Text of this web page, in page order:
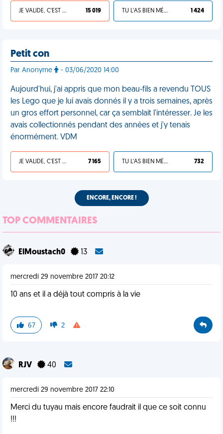
JE VALIDE, C'EST UNE VDM 15 019 TU L'AS BIEN MÉRITÉ 1 424
Petit con
Par Anonyme - 03/06/2020 14:00
Aujourd'hui, j'ai appris que mon beau-fils a revendu TOUS
les Lego que je lui avais donnés il y a trois semaines, après
un gros effort personnel, car ça semblait l'intéresser. Je les
avais collectionnés pendant des années et j'y tenais
énormément. VDM
JE VALIDE, C'EST UNE VDM 7 165 TU L'AS BIEN MÉRITÉ 732
ENCORE, ENCORE !
TOP COMMENTAIRES
ElMoustach0 13
mercredi 29 novembre 2017 20:12
10 ans et il a déjà tout compris à la vie
67 2
RJV 40
mercredi 29 novembre 2017 22:10
Merci du tuyau mais encore faudrait il que ce soit connu
!!!